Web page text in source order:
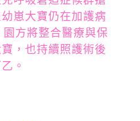
崽大寶仍在加護病
方將整合醫療與保
，也持續照護術後
。